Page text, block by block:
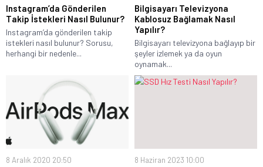
Instagram’da Gönderilen
Takip İstekleri Nasıl Bulunur?
Instagram’da gönderilen takip
istekleri nasıl bulunur? Sorusu,
herhangi bir nedenle...
Bilgisayarı Televizyona
Kablosuz Bağlamak Nasıl
Yapılır?
Bilgisayarı televizyona bağlayıp bir
şeyler izlemek ya da oyun
oynamak...
8 Aralık 2020 20:50 8 Haziran 2023 10:00